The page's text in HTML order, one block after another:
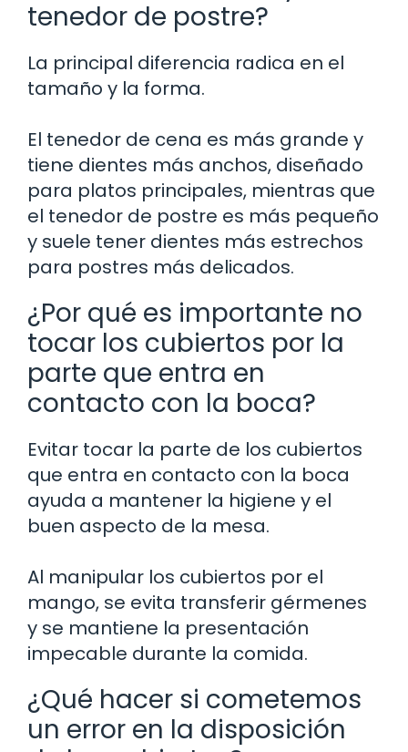
tenedor de postre?
La principal diferencia radica en el
tamaño y la forma.
El tenedor de cena es más grande y
tiene dientes más anchos, diseñado
para platos principales, mientras que
el tenedor de postre es más pequeño
y suele tener dientes más estrechos
para postres más delicados.
¿Por qué es importante no
tocar los cubiertos por la
parte que entra en
contacto con la boca?
Evitar tocar la parte de los cubiertos
que entra en contacto con la boca
ayuda a mantener la higiene y el
buen aspecto de la mesa.
Al manipular los cubiertos por el
mango, se evita transferir gérmenes
y se mantiene la presentación
impecable durante la comida.
¿Qué hacer si cometemos
un error en la disposición